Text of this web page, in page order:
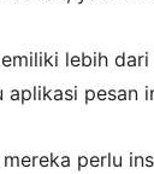
lebih
pesan
perlu